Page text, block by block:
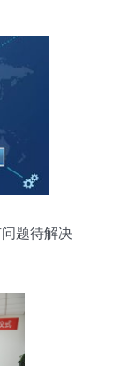
题待解决